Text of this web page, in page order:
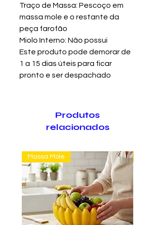
Traço de Massa: Pescoço em
massa mole e o restante da
peça farofão
Miolo Interno: Não possui
Este produto pode demorar de
1 a 15 dias úteis para ficar
pronto e ser despachado
Produtos
relacionados
Massa Mole